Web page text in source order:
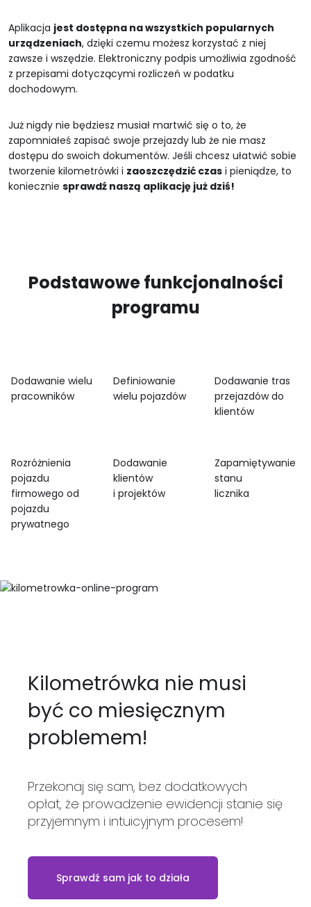
Aplikacja jest dostępna na wszystkich popularnych
urządzeniach, dzięki czemu możesz korzystać z niej
zawsze i wszędzie. Elektroniczny podpis umożliwia zgodność
z przepisami dotyczącymi rozliczeń w podatku
dochodowym.
Już nigdy nie będziesz musiał martwić się o to, że
zapomniałeś zapisać swoje przejazdy lub że nie masz
dostępu do swoich dokumentów. Jeśli chcesz ułatwić sobie
tworzenie kilometrówki i zaoszczędzić czasi pieniądze, to
koniecznie sprawdź naszą aplikację już dziś!
Podstawowe funkcjonalności
programu
Dodawanie wielu
pracowników
Definiowanie
wielu pojazdów
Dodawanie tras
przejazdów do
klientów
Rozróżnienia
pojazdu
firmowego od
pojazdu
prywatnego
Dodawanie
klientów
i projektów
Zapamiętywanie
stanu
licznika
Kilometrówka nie musi
być co miesięcznym
problemem!
Przekonaj się sam, bez dodatkowych
opłat, że prowadzenie ewidencji stanie się
przyjemnym i intuicyjnym procesem!
Sprawdź sam jak to działa